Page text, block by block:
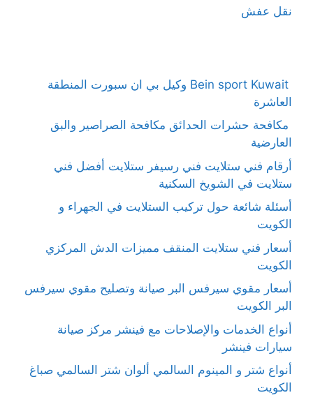
نقل عفش
Bein sport Kuwait وكيل بي ان سبورت المنطقة
العاشرة
مكافحة حشرات الحدائق مكافحة الصراصير والبق
العارضية
أرقام فني ستلايت فني رسيفر ستلايت أفضل فني
ستلايت في الشويخ السكنية
أسئلة شائعة حول تركيب الستلايت في الجهراء و
الكويت
أسعار فني ستلايت المنقف مميزات الدش المركزي
الكويت
أسعار مقوي سيرفس البر صيانة وتصليح مقوي سيرفس
البر الكويت
أنواع الخدمات والإصلاحات مع فينشر مركز صيانة
سيارات فينشر
أنواع شتر و المينوم السالمي ألوان شتر السالمي صباغ
الكويت